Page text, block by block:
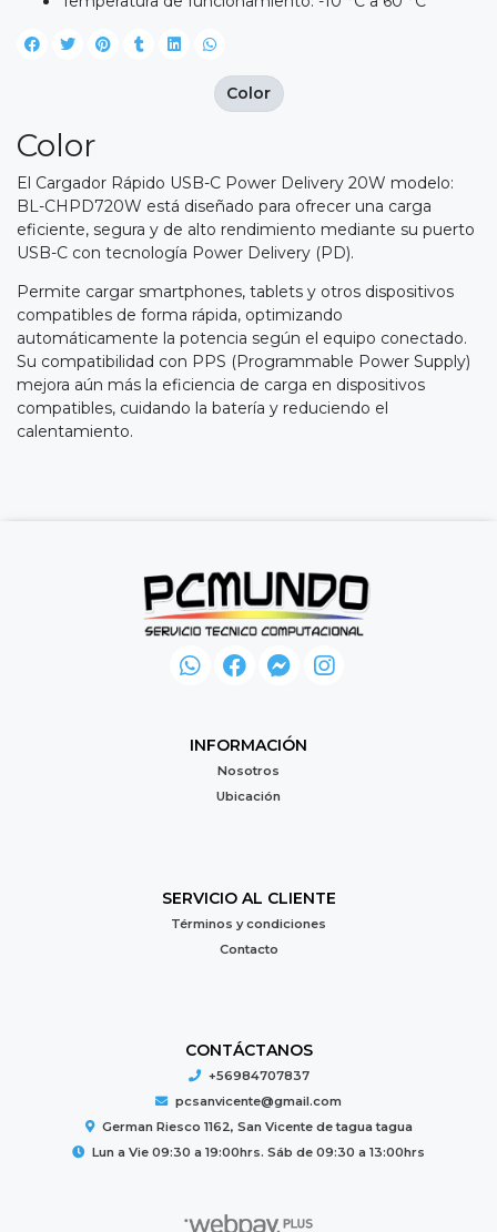
Color
El Cargador Rápido USB-C Power Delivery 20W modelo:
BL-CHPD720W está diseñado para ofrecer una carga
eficiente, segura y de alto rendimiento mediante su puerto
USB-C con tecnología Power Delivery (PD).
Permite cargar smartphones, tablets y otros dispositivos
compatibles de forma rápida, optimizando
automáticamente la potencia según el equipo conectado.
Su compatibilidad con PPS (Programmable Power Supply)
mejora aún más la eficiencia de carga en dispositivos
compatibles, cuidando la batería y reduciendo el
calentamiento.
Color
INFORMACIÓN
Nosotros
Ubicación
SERVICIO AL CLIENTE
Términos y condiciones
Contacto
CONTÁCTANOS
+56984707837
pcsanvicente@gmail.com
German Riesco 1162, San Vicente de tagua tagua
Lun a Vie 09:30 a 19:00hrs. Sáb de 09:30 a 13:00hrs